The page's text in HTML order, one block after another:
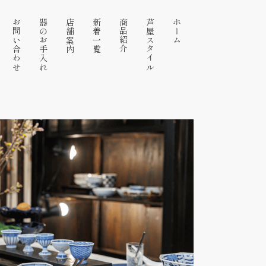
お問い合わせ 器のお手入れ 店舗案内 新着一覧 商品紹介 芦屋スタイル ホーム